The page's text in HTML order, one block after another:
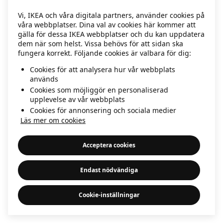
information)
Vi, IKEA och våra digitala partners, använder cookies på
våra webbplatser. Dina val av cookies här kommer att
gälla för dessa IKEA webbplatser och du kan uppdatera
dem när som helst. Vissa behövs för att sidan ska
fungera korrekt. Följande cookies är valbara för dig:
Cookies för att analysera hur vår webbplats
används
Cookies som möjliggör en personaliserad
upplevelse av vår webbplats
Cookies för annonsering och sociala medier
Läs mer om cookies
Acceptera cookies
Endast nödvändiga
Cookie-inställningar